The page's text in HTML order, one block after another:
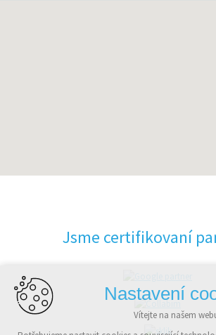
Jsme certifikovaní
Nastavení
Vítejte na našem